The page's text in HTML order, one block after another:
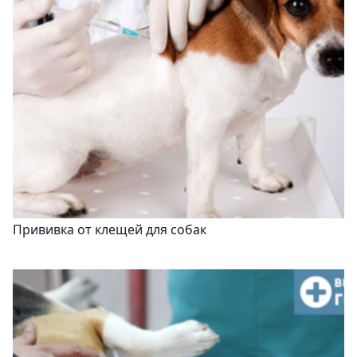
Прививка от клещей для собак